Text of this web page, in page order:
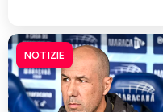
NOTIZIE